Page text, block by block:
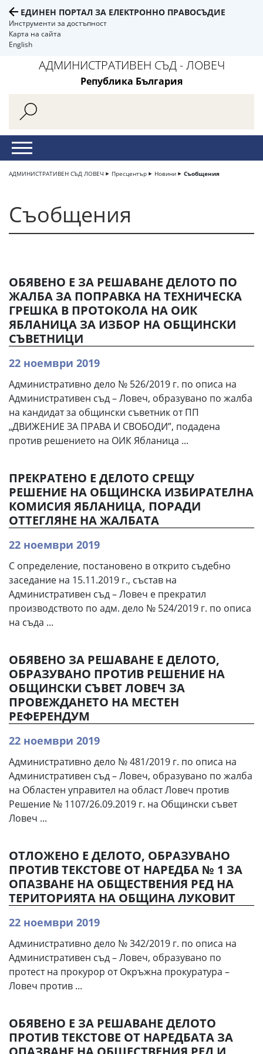
ЕДИНЕН ПОРТАЛ ЗА ЕЛЕКТРОННО ПРАВОСЪДИЕ
Инструменти за достъпност
Карта на сайта
English
АДМИНИСТРАТИВЕН СЪД - ЛОВЕЧ
Република България
АДМИНИСТРАТИВЕН СЪД ЛОВЕЧ Пресцентър Новини Съобщения
Съобщения
ОБЯВЕНО Е ЗА РЕШАВАНЕ ДЕЛОТО ПО
ЖАЛБА ЗА ПОПРАВКА НА ТЕХНИЧЕСКА
ГРЕШКА В ПРОТОКОЛА НА ОИК
ЯБЛАНИЦА ЗА ИЗБОР НА ОБЩИНСКИ
СЪВЕТНИЦИ
22 ноември 2019
Административно дело № 526/2019 г. по описа на
Административен съд – Ловеч, образувано по жалба
на кандидат за общински съветник от ПП
„ДВИЖЕНИЕ ЗА ПРАВА И СВОБОДИ”, подадена
против решението на ОИК Ябланица ...
ПРЕКРАТЕНО Е ДЕЛОТО СРЕЩУ
РЕШЕНИЕ НА ОБЩИНСКА ИЗБИРАТЕЛНА
КОМИСИЯ ЯБЛАНИЦА, ПОРАДИ
ОТТЕГЛЯНЕ НА ЖАЛБАТА
22 ноември 2019
С определение, постановено в открито съдебно
заседание на 15.11.2019 г., състав на
Административен съд – Ловеч е прекратил
производството по адм. дело № 524/2019 г. по описа
на съда ...
ОБЯВЕНО ЗА РЕШАВАНЕ Е ДЕЛОТО,
ОБРАЗУВАНО ПРОТИВ РЕШЕНИЕ НА
ОБЩИНСКИ СЪВЕТ ЛОВЕЧ ЗА
ПРОВЕЖДАНЕТО НА МЕСТЕН
РЕФЕРЕНДУМ
22 ноември 2019
Административно дело № 481/2019 г. по описа на
Административен съд – Ловеч, образувано по жалба
на Областен управител на област Ловеч против
Решение № 1107/26.09.2019 г. на Общински съвет
Ловеч ...
ОТЛОЖЕНО Е ДЕЛОТО, ОБРАЗУВАНО
ПРОТИВ ТЕКСТОВЕ ОТ НАРЕДБА № 1 ЗА
ОПАЗВАНЕ НА ОБЩЕСТВЕНИЯ РЕД НА
ТЕРИТОРИЯТА НА ОБЩИНА ЛУКОВИТ
22 ноември 2019
Административно дело № 342/2019 г. по описа на
Административен съд – Ловеч, образувано по
протест на прокурор от Окръжна прокуратура –
Ловеч против ...
ОБЯВЕНО Е ЗА РЕШАВАНЕ ДЕЛОТО
ПРОТИВ ТЕКСТОВЕ ОТ НАРЕДБАТА ЗА